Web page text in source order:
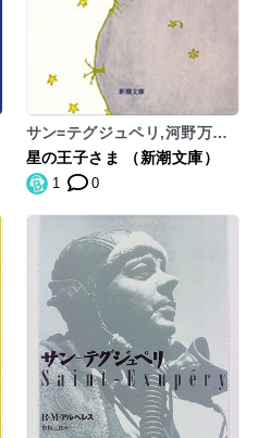
サン=テグジュペリ,河野万里
子
星の王子さま （新潮文庫）
1 0